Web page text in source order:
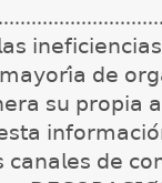
𝖽𝖾
𝗌𝗎 𝗉𝗋𝗈𝗉𝗂𝖺
𝖽𝖾